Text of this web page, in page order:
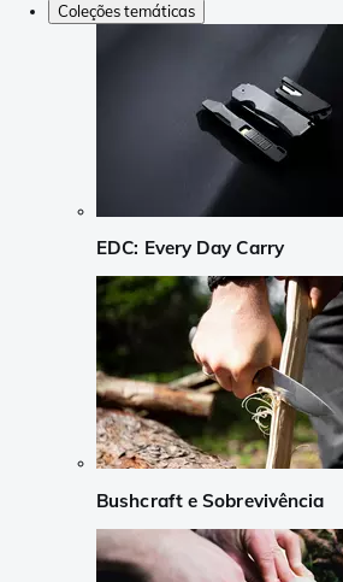
Coleções temáticas
EDC: Every Day Carry
Bushcraft e Sobrevivência